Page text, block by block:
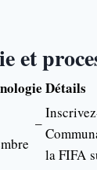
et
Détails
–
la FIFA